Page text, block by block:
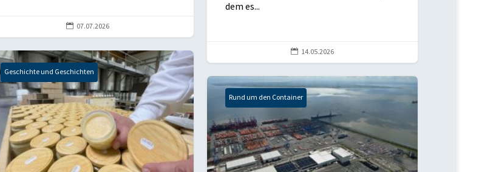
 07.07.2026
dem es...
 14.05.2026
Geschichte und Geschichten
Rund um den Container